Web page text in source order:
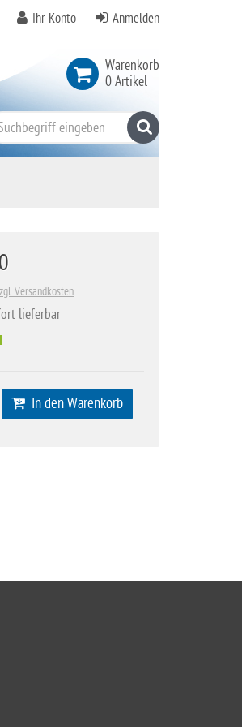
Ihr Konto Anmelden
Warenkorb
0 Artikel
Suchen
Versandkosten
lieferbar
In den Warenkorb